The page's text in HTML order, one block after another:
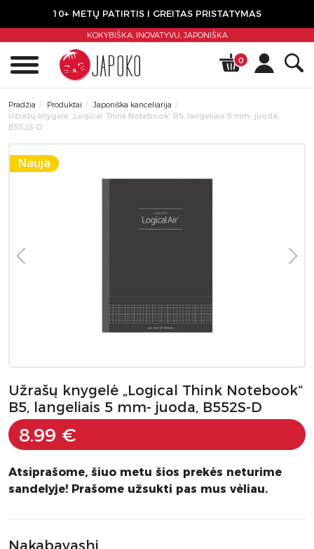
10+ METŲ PATIRTIS I GREITAS PRISTATYMAS
KOKYBIŠKA, INOVATYVU,JAPONIŠKA
0
Pradžia Produktai
Japoniška kanceliarija
Užrašų knygelė „Logical Think Notebook“ B5, langeliais 5 mm- juoda,
B552S-D
Nauja
Užrašų knygelė „Logical Think Notebook“
B5, langeliais 5 mm- juoda, B552S-D
8.99 €
Atsiprašome, šiuo metu šios prekės neturime
sandelyje! Prašome užsukti pas mus vėliau.
Nakabayashi